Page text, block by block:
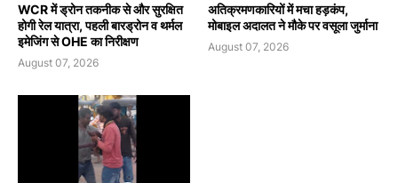
WCR में ड्रोन तकनीक से और सुरक्षित
होगी रेल यात्रा, पहली बारड्रोन व थर्मल
इमेजिंग से OHE का निरीक्षण
August 07, 2026
अतिक्रमणकारियों में मचा हड़कंप,
मोबाइल अदालत ने मौके पर वसूला जुर्माना
August 07, 2026